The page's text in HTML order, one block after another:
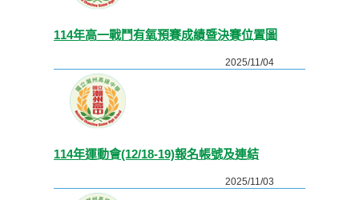
114年高一戰鬥有氧預賽成績暨決賽位置圖
2025/11/04
114年運動會(12/18-19)報名帳號及連結
2025/11/03